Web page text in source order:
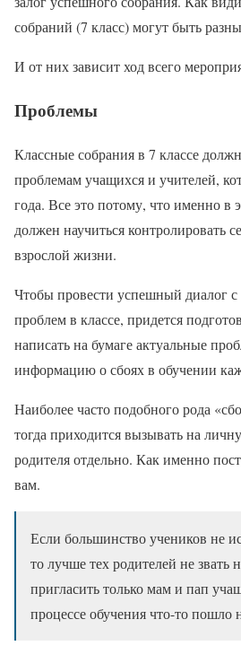
собраний (7 класс) могут быть
И от них зависит ход всего
Проблемы
Классные собрания в 7 классе
проблемам учащихся и учителей,
года. Все это потому, что именно в
должен научиться контролировать
взрослой жизни.
Чтобы провести успешный диалог
проблем в классе, придется
написать на бумаге актуальные
информацию о сбоях в обучении
Наиболее часто подобного рода
тогда приходится вызывать на
родителя отдельно. Как именно
вам.
Если большинство учеников не
то лучше тех родителей не звать
пригласить только мам и пап
процессе обучения что-то пошло